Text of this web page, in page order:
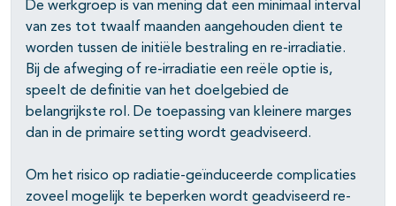
De werkgroep is van mening dat een minimaal interval
van zes tot twaalf maanden aangehouden dient te
worden tussen de initiële bestraling en re-irradiatie.
Bij de afweging of re-irradiatie een reële optie is,
speelt de definitie van het doelgebied de
belangrijkste rol. De toepassing van kleinere marges
dan in de primaire setting wordt geadviseerd.
Om het risico op radiatie-geïnduceerde complicaties
zoveel mogelijk te beperken wordt geadviseerd re-